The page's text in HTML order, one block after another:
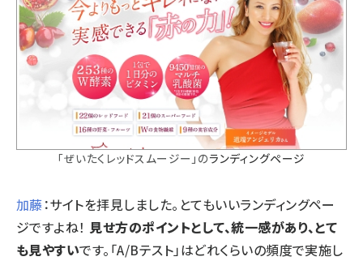
「ぜいたくレッドスムージー」のランディングページ
加藤：サイトを拝見しました。とてもいいランディングペー
ジですよね！ 見せ方のポイントとして、統一感があり、とて
も見やすいです。「A/Bテスト」はどれくらいの頻度で実施し